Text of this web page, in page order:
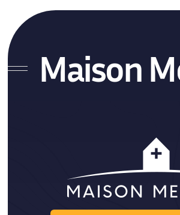
Maison